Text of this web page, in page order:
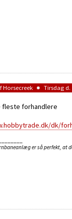
Horsecreek Tirsdag d.
fleste forhandlere
dk/
er så perfekt, at